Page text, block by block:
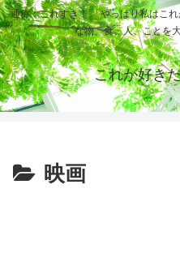
通称：これすき！ 「やっぱり私はこ
な物、食、人、ことを
これが好き
映画